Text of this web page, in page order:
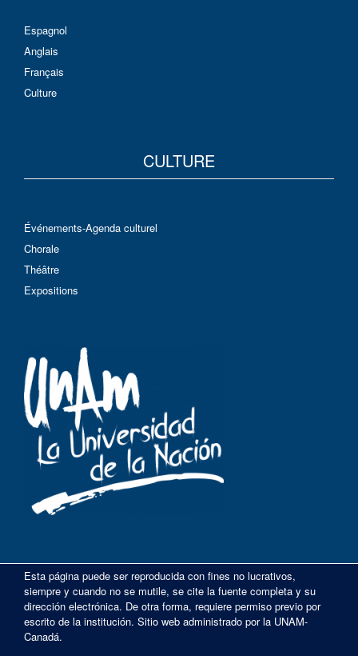
Espagnol
Anglais
Français
Culture
CULTURE
Événements-Agenda culturel
Chorale
Théâtre
Expositions
Esta página puede ser reproducida con fines no lucrativos,
siempre y cuando no se mutile, se cite la fuente completa y su
dirección electrónica. De otra forma, requiere permiso previo por
escrito de la institución. Sitio web administrado por la UNAM-
Canadá.